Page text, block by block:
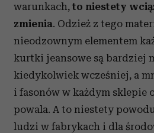
warunkach,to niestety
zmienia. Odzież z tego
nieodzownym elementem
kurtki jeansowe są bardziej
kiedykolwiek wcześniej, a
i fasonów w każdym sklepie
powala. A to niestety
ludzi w fabrykach i dla